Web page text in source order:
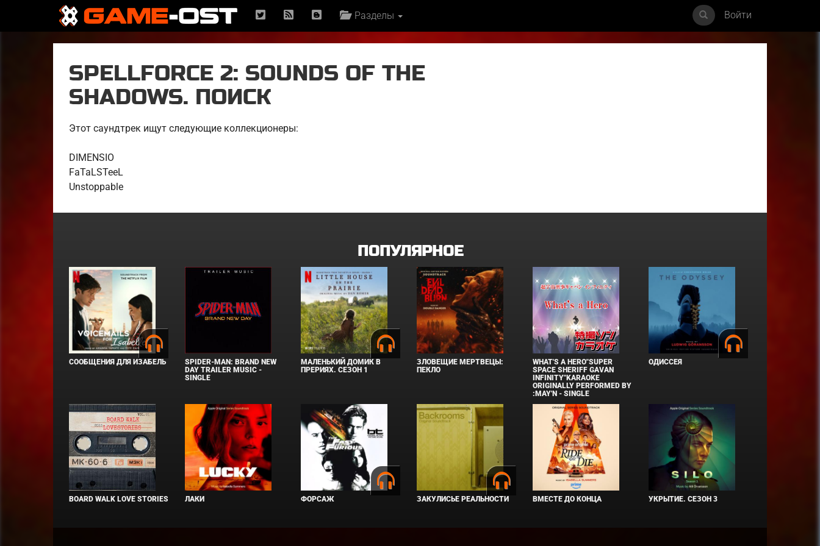
Разделы Войти
SPELLFORCE 2: SOUNDS OF THE
SHADOWS. ПОИСК
Этот саундтрек ищут следующие коллекционеры:
DIMENSIO
FaTaLSTeeL
Unstoppable
ПОПУЛЯРНОЕ
СООБЩЕНИЯ ДЛЯ ИЗАБЕЛЬ
SPIDER-MAN: BRAND NEW
DAY TRAILER MUSIC -
SINGLE
МАЛЕНЬКИЙ ДОМИК В
ПРЕРИЯХ. СЕЗОН 1
ЗЛОВЕЩИЕ МЕРТВЕЦЫ:
ПЕКЛО
WHAT'S A HERO"SUPER
SPACE SHERIFF GAVAN
INFINITY"KARAOKE
ORIGINALLY PERFORMED BY
:MAY'N - SINGLE
ОДИССЕЯ
BOARD WALK LOVE STORIES ЛАКИ ФОРСАЖ ЗАКУЛИСЬЕ РЕАЛЬНОСТИ ВМЕСТЕ ДО КОНЦА УКРЫТИЕ. СЕЗОН 3